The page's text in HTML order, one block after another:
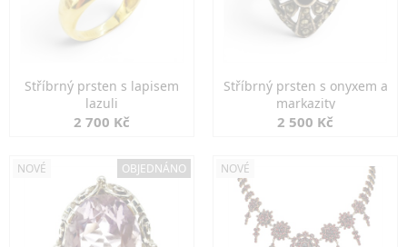
Stříbrný prsten s lapisem
lazuli
2 700 Kč
Stříbrný prsten s onyxem a
markazity
2 500 Kč
NOVÉ OBJEDNÁNO NOVÉ